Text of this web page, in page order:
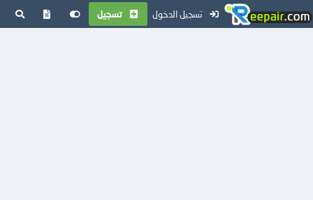
تسجيل الدخول تسجيل